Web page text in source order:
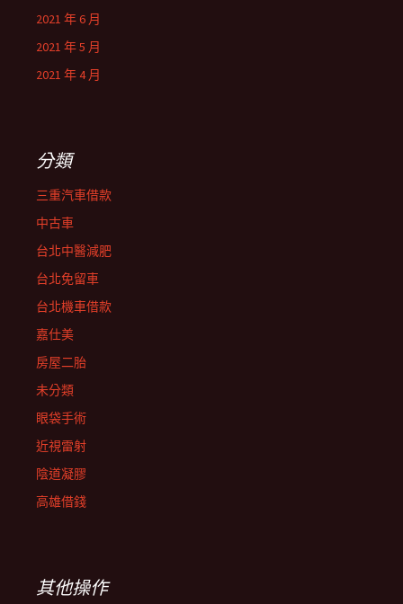
2021 年 6 月
2021 年 5 月
2021 年 4 月
分類
三重汽車借款
中古車
台北中醫減肥
台北免留車
台北機車借款
嘉仕美
房屋二胎
未分類
眼袋手術
近視雷射
陰道凝膠
高雄借錢
其他操作